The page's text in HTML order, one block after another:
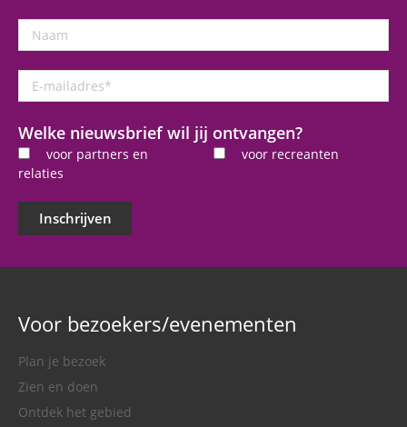
Naam
mailadres
Welke nieuwsbrief wil jij ontvangen?
voor partners en
relaties
voor recreanten
Inschrijven
Voor bezoekers/evenementen
Plan je bezoek
Zien en doen
Ontdek het gebied